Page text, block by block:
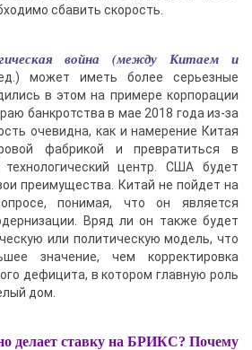
сбавить скорость.
война (между Китаем и
может иметь более серьезные
в этом на примере корпорации
банкротства в мае 2018 года из-за
очевидна, как и намерение Китая
фабрикой и превратиться в
центр. США будет
преимущества. Китай не пойдет на
понимая, что он является
Вряд ли он также будет
или политическую модель, что
значение, чем корректировка
дефицита, в котором главную роль
дом.
делает ставку на БРИКС? Почему